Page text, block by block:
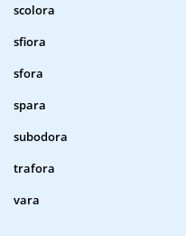
scolora
sfiora
sfora
spara
subodora
trafora
vara